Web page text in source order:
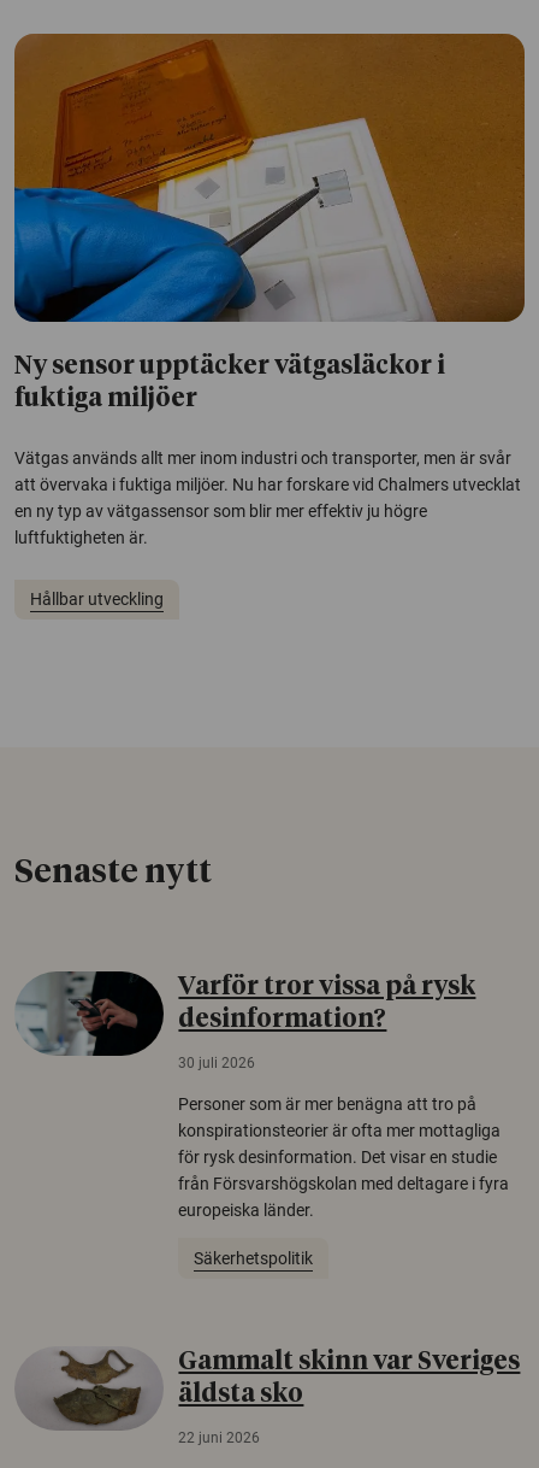
Ny sensor upptäcker vätgasläckor i
fuktiga miljöer
Vätgas används allt mer inom industri och transporter, men är svår
att övervaka i fuktiga miljöer. Nu har forskare vid Chalmers utvecklat
en ny typ av vätgassensor som blir mer effektiv ju högre
luftfuktigheten är.
Hållbar utveckling
Senaste nytt
Varför tror vissa på rysk
desinformation?
30 juli 2026
Personer som är mer benägna att tro på
konspirationsteorier är ofta mer mottagliga
för rysk desinformation. Det visar en studie
från Försvarshögskolan med deltagare i fyra
europeiska länder.
Säkerhetspolitik
Gammalt skinn var Sveriges
äldsta sko
22 juni 2026